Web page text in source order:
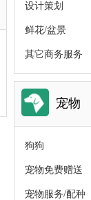
设计策划
鲜花/盆景
其它商务服务
宠物
狗狗
宠物免费赠送
宠物服务/配种